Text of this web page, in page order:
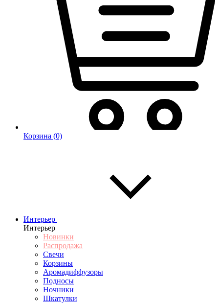
Корзина (0)
Интерьер
Интерьер
Новинки
Распродажа
Свечи
Корзины
Аромадиффузоры
Подносы
Ночники
Шкатулки